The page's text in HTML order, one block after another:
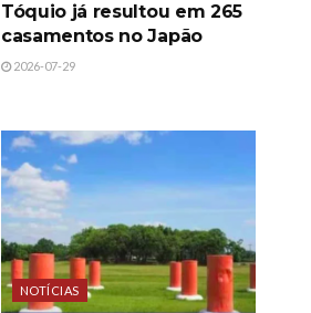
Tóquio já resultou em 265
casamentos no Japão
2026-07-29
NOTÍCIAS